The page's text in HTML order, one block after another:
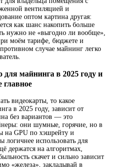
вентиляцией и
оптом картина другая:
как шанс накопить больше
нужно не «выгодно ли вообще»,
моём тарифе, бюджете и
случае майнинг легко
майнинга в 2025 году и
видеокарты, то какое
в 2025 году, зависит от
без вариантов — это
они шумные, горячие, но в
на GPU по хэшрейту и
логичнее использовать для
держатся на алгоритмах,
скачет и сильно зависит
«железа», закладывай в